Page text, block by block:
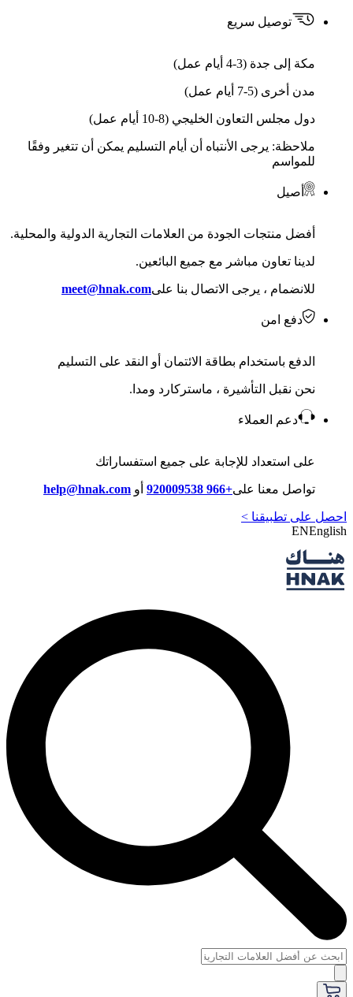
توصيل سريع
مكة إلى جدة (3-4 أيام عمل)
مدن أخرى (5-7 أيام عمل)
دول مجلس التعاون الخليجي (8-10 أيام عمل)
ملاحظة: يرجى الأنتباه أن أيام التسليم يمكن أن تتغير وفقًا
للمواسم
أصيل
أفضل منتجات الجودة من العلامات التجارية الدولية والمحلية.
لدينا تعاون مباشر مع جميع البائعين.
للانضمام ، يرجى الاتصال بنا علىmeet@hnak.com
دفع امن
الدفع باستخدام بطاقة الائتمان أو النقد على التسليم
نحن نقبل التأشيرة ، ماستركارد ومدا.
دعم العملاء
على استعداد للإجابة على جميع استفساراتك
تواصل معنا على+966 920009538 أو help@hnak.com
احصل على تطبيقنا >
ENEnglish